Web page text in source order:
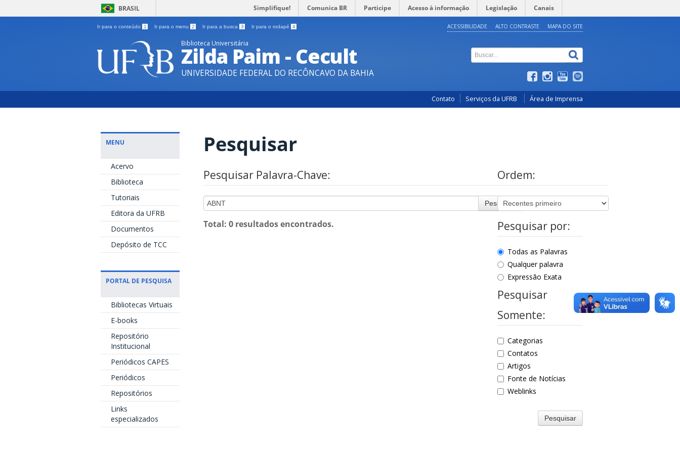
BRASIL Simplifique! Comunica BR Participe Acesso à informação Legislação Canais
Ir para o conteúdo 1 Ir para o menu 2 Ir para a busca 3 Ir para o rodapé 4 ACESSIBILIDADE ALTO CONTRASTE MAPA DO SITE
Biblioteca Universitária
Zilda Paim - Cecult
UNIVERSIDADE FEDERAL DO RECÔNCAVO DA BAHIA
Contato Serviços da UFRB Área de Imprensa
MENU
Acervo
Biblioteca
Tutoriais
Editora da UFRB
Documentos
Depósito de TCC
PORTAL DE PESQUISA
Bibliotecas Virtuais
E-books
Repositório
Institucional
Periódicos CAPES
Periódicos
Repositórios
Links
especializados
Pesquisar
Pesquisar Palavra-Chave:
Pesquisar
Total: 0 resultados encontrados.
Ordem:
Pesquisar por:
Todas as Palavras
Qualquer palavra
Expressão Exata
Pesquisar
Somente:
Categorias
Contatos
Artigos
Fonte de Notícias
Weblinks
Pesquisar